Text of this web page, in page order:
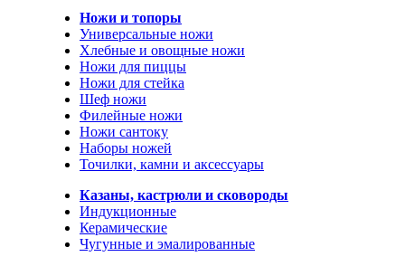
Ножи и топоры
Универсальные ножи
Хлебные и овощные ножи
Ножи для пиццы
Ножи для стейка
Шеф ножи
Филейные ножи
Ножи сантоку
Наборы ножей
Точилки, камни и аксессуары
Казаны, кастрюли и сковороды
Индукционные
Керамические
Чугунные и эмалированные